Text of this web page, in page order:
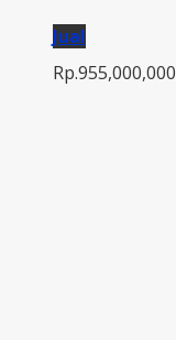
Jual
Rp.955,000,000